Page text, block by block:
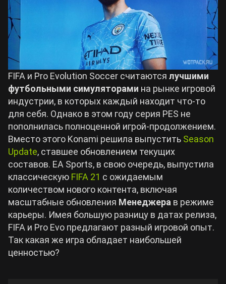
Crimson Desert
Zenless Zone Zero
Kingdom Come: Deliverance 2
Path of Exile 2
Wuthering Waves
Roblox
Hogwarts Legacy
Cyberpunk 2077
Билды Arknights: Endfield
Билды Wuthering Waves
Билды Cyberpunk 2077
Билды Path of Exile 2
FIFA и Pro Evolution Soccer считаются лучшими
футбольными симуляторами на рынке игровой
индустрии, в которых каждый находит что-то
для себя. Однако в этом году серия PES не
пополнилась полноценной игрой-продолжением.
Вместо этого Konami решила выпустить Season
Update, ставшее обновлением текущих
составов. EA Sports, в свою очередь, выпустила
классическую FIFA 21 с ожидаемым
количеством нового контента, включая
масштабные обновления Менеджера в режиме
карьеры. Имея большую разницу в датах релиза,
FIFA и Pro Evo предлагают разный игровой опыт.
Так какая же игра обладает наибольшей
ценностью?